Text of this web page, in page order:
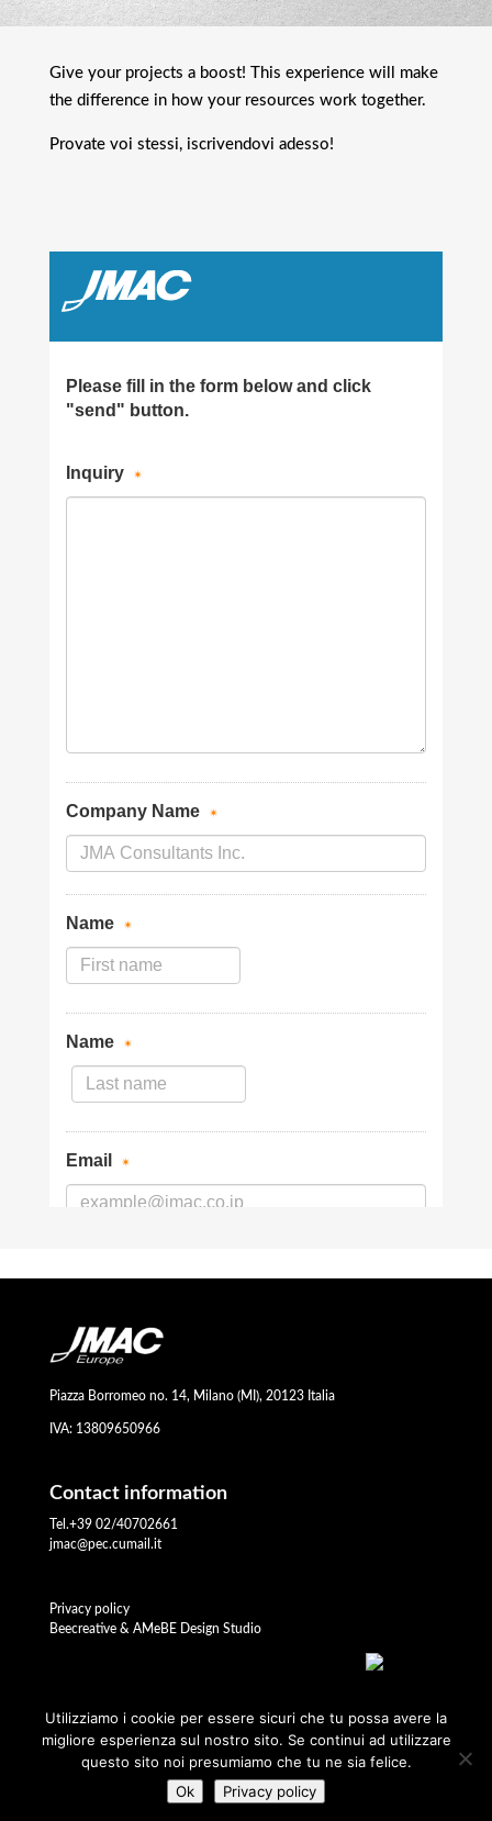
Give your projects a boost! This experience will make
the difference in how your resources work together.
Provate voi stessi, iscrivendovi adesso!
Piazza Borromeo no. 14, Milano (MI), 20123 Italia
IVA: 13809650966
Contact information
Tel.+39 02/40702661
jmac@pec.cumail.it
Privacy policy
Beecreative & AMeBE Design Studio
JMA Consultants Inc.
Utilizziamo i cookie per essere sicuri che tu possa avere la
migliore esperienza sul nostro sito. Se continui ad utilizzare
questo sito noi presumiamo che tu ne sia felice.
Ok
Privacy policy